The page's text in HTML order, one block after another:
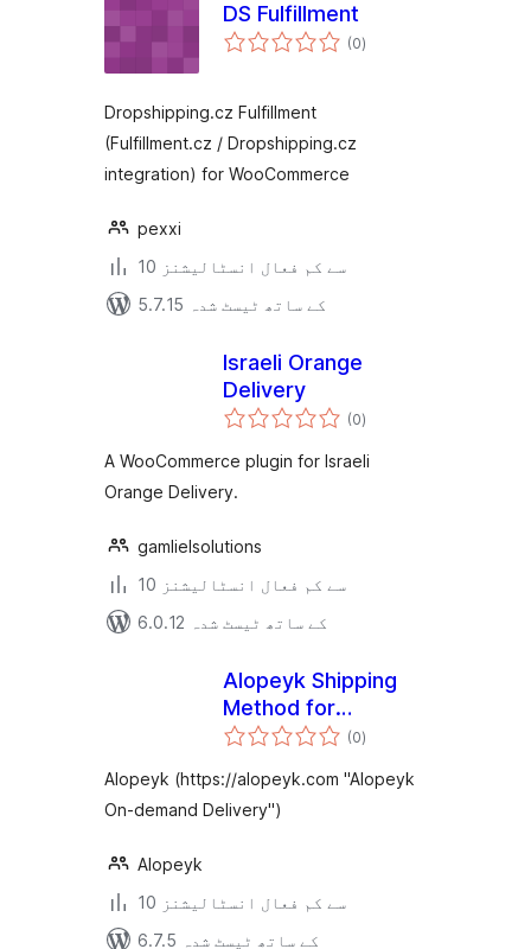
DS Fulfillment
(0مجموعی
درجہ
)
Dropshipping.cz Fulfillment
(Fulfillment.cz / Dropshipping.cz
integration) for WooCommerce
pexxi
10 سے کم فعال انسٹالیشنز
5.7.15 کے ساتھ ٹیسٹ شدہ
Israeli Orange
Delivery
(0مجموعی
درجہ
)
A WooCommerce plugin for Israeli
Orange Delivery.
gamlielsolutions
10 سے کم فعال انسٹالیشنز
6.0.12 کے ساتھ ٹیسٹ شدہ
Alopeyk Shipping
Method for
woocommerce
(0مجموعی
درجہ
)
Alopeyk (https://alopeyk.com "Alopeyk
On-demand Delivery")
Alopeyk
10 سے کم فعال انسٹالیشنز
6.7.5 کے ساتھ ٹیسٹ شدہ